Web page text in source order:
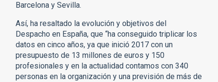
Barcelona y Sevilla.
Así, ha resaltado la evolución y objetivos del
Despacho en España, que “ha conseguido triplicar los
datos en cinco años, ya que inició 2017 con un
presupuesto de 13 millones de euros y 150
profesionales y en la actualidad contamos con 340
personas en la organización y una previsión de más de